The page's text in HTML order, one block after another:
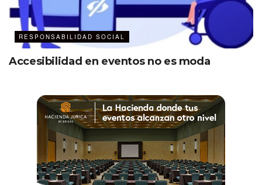
RESPONSABILIDAD SOCIAL
Accesibilidad en eventos no es moda